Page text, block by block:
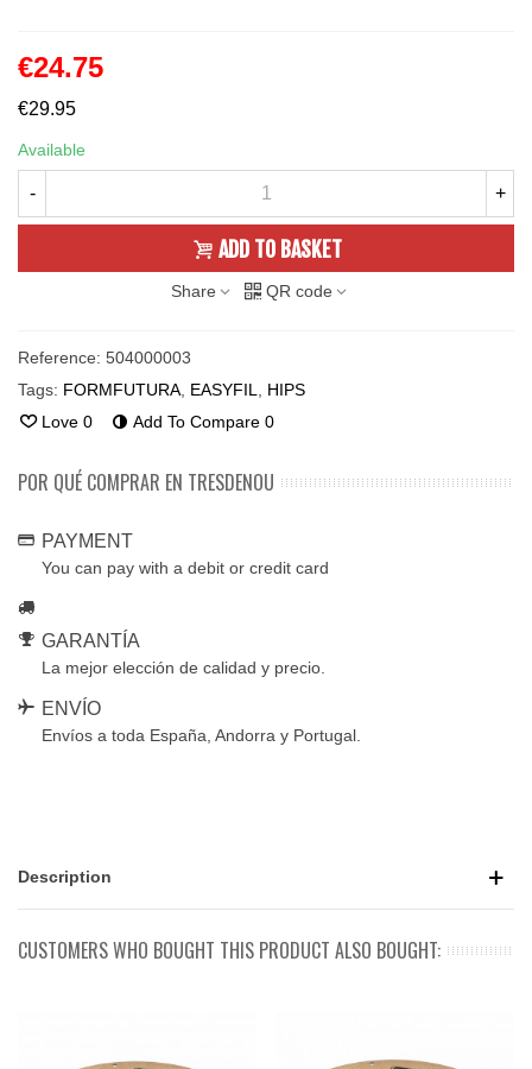
€24.75
€29.95
Available
- +
ADD TO BASKET
Share QR code
Reference: 504000003
Tags: FORMFUTURA EASYFIL
HIPS
Love 0 Add To Compare 0
POR QUÉ COMPRAR EN TRESDENOU
PAYMENT
You can pay with a debit or credit card
GARANTÍA
La mejor elección de calidad y precio.
ENVÍO
Envíos a toda España, Andorra y Portugal.
Description
CUSTOMERS WHO BOUGHT THIS PRODUCT ALSO BOUGHT: